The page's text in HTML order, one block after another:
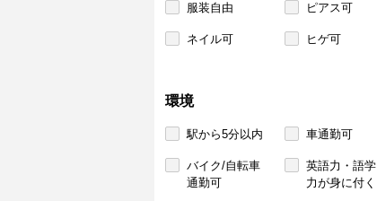
服装自由 ピアス可
ネイル可 ヒゲ可
環境
駅から5分以内 車通勤可
バイク/自転車
通勤可
英語力・語学
力が身に付く